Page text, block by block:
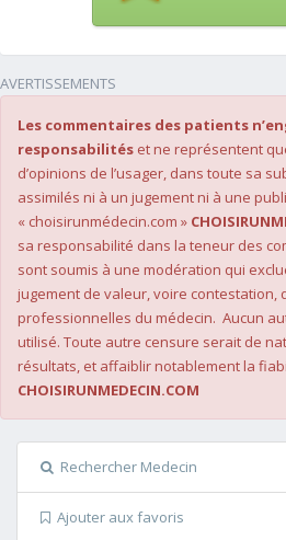
AVERTISSEMENTS
Les commentaires des patients
responsabilités et ne représentent
d’opinions de l’usager, dans toute sa
assimilés ni à un jugement ni à une
« choisirunmédecin.com »
sa responsabilité dans la teneur des
sont soumis à une modération qui
jugement de valeur, voire contestation,
professionnelles du médecin. Aucun
utilisé. Toute autre censure serait de
résultats, et affaiblir notablement la
CHOISIRUNMEDECIN.COM
Rechercher Medecin
Ajouter aux favoris